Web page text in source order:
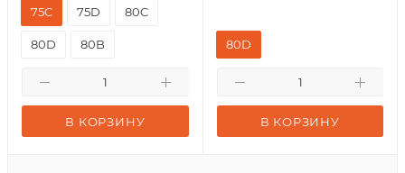
В КОРЗИНУ
75C 75D 80C
80D 80B
В КОРЗИНУ
80D